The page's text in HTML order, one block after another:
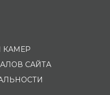
САЙТА